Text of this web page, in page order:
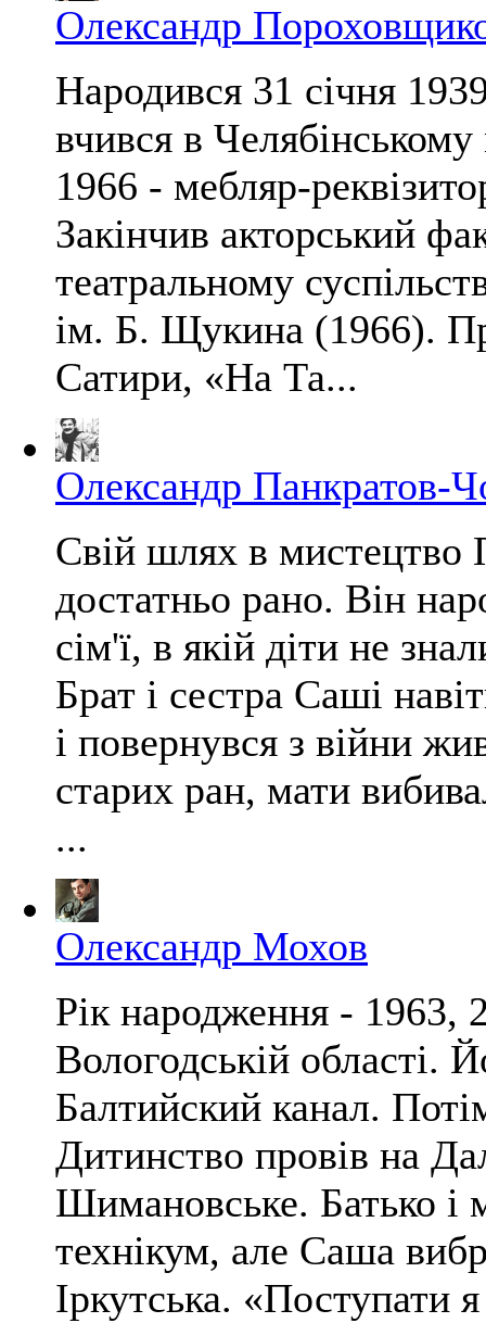
Олександр
Народився 31 січня
вчився в
1966 - мебляр-
Закінчив акторський
театральному
ім. Б. Щукина (1966).
Сатири, «На Та...
Олександр Панкратов-
Свій шлях в мистецтво
достатньо рано. Він
сім'ї, в якій діти не
Брат і сестра Саші
і повернувся з війни
старих ран, мати
...
Олександр Мохов
Рік народження - 1963,
Вологодській області.
Балтийский канал.
Дитинство провів на
Шимановське. Батько і
технікум, але Саша
Іркутська. «Поступати